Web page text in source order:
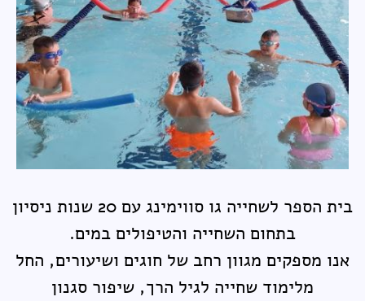
בית הספר לשחייה גו סווימינג עם 20 שנות ניסיון
בתחום השחייה והטיפולים במים.
אנו מספקים מגוון רחב של חוגים ושיעורים, החל
מלימוד שחייה לגיל הרך, שיפור סגנון